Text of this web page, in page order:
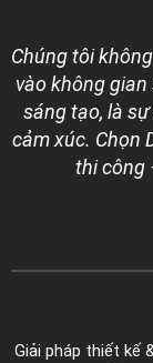
Chúng tôi
vào không
sáng tạo, là
cảm xúc. Chọn
thi công
Giải pháp thiết kế